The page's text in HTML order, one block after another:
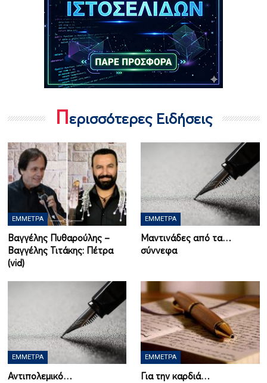
Περισσότερες Ειδήσεις
ΈΜΜΕΤΡΑ
Βαγγέλης Πυθαρούλης –
Βαγγέλης Τιτάκης: Πέτρα
(vid)
ΈΜΜΕΤΡΑ
Μαντινάδες από τα…
σύννεφα
ΈΜΜΕΤΡΑ
Αντιπολεμικό…
ΈΜΜΕΤΡΑ
Για την καρδιά…